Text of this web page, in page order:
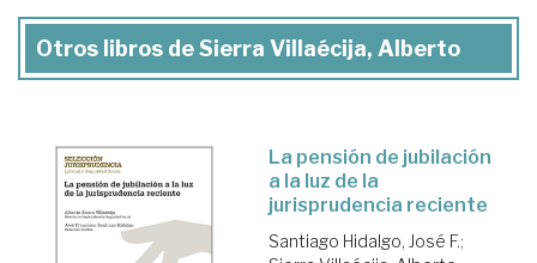
Otros libros de Sierra Villaécija, Alberto
La pensión de jubilación
a la luz de la
jurisprudencia reciente
Santiago Hidalgo, José F.;